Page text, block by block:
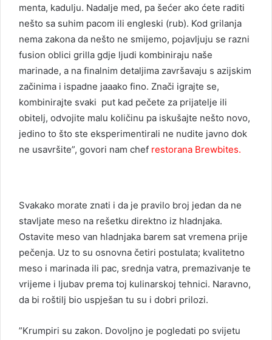
menta, kadulju. Nadalje med, pa šećer ako ćete raditi
nešto sa suhim pacom ili engleski (rub). Kod grilanja
nema zakona da nešto ne smijemo, pojavljuju se razni
fusion oblici grilla gdje ljudi kombiniraju naše
marinade, a na finalnim detaljima završavaju s azijskim
začinima i ispadne jaaako fino. Znači igrajte se,
kombinirajte svaki put kad pečete za prijatelje ili
obitelj, odvojite malu količinu pa iskušajte nešto novo,
jedino to što ste eksperimentirali ne nudite javno dok
ne usavršite”, govori nam chef restorana Brewbites.
Svakako morate znati i da je pravilo broj jedan da ne
stavljate meso na rešetku direktno iz hladnjaka.
Ostavite meso van hladnjaka barem sat vremena prije
pečenja. Uz to su osnovna četiri postulata; kvalitetno
meso i marinada ili pac, srednja vatra, premazivanje te
vrijeme i ljubav prema toj kulinarskoj tehnici. Naravno,
da bi roštilj bio uspješan tu su i dobri prilozi.
”Krumpiri su zakon. Dovoljno je pogledati po svijetu